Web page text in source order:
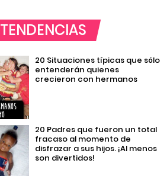
TENDENCIAS
20 Situaciones típicas que sólo
entenderán quienes
crecieron con hermanos
20 Padres que fueron un total
fracaso al momento de
disfrazar a sus hijos. ¡Al menos
son divertidos!